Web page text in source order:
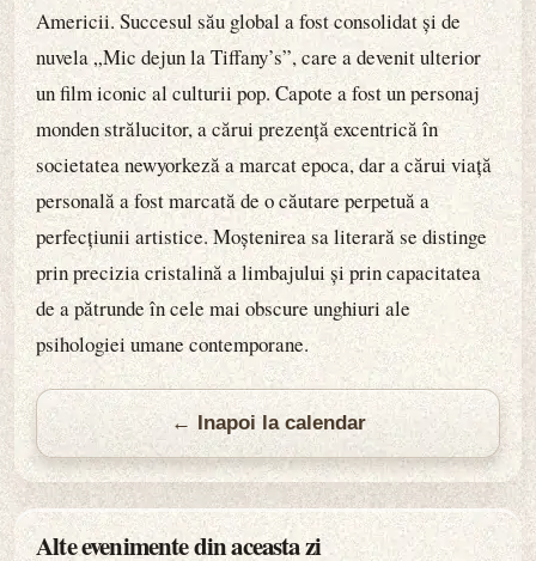
Americii. Succesul său global a fost consolidat și de
nuvela „Mic dejun la Tiffany’s”, care a devenit ulterior
un film iconic al culturii pop. Capote a fost un personaj
monden strălucitor, a cărui prezență excentrică în
societatea newyorkeză a marcat epoca, dar a cărui viață
personală a fost marcată de o căutare perpetuă a
perfecțiunii artistice. Moștenirea sa literară se distinge
prin precizia cristalină a limbajului și prin capacitatea
de a pătrunde în cele mai obscure unghiuri ale
psihologiei umane contemporane.
← Inapoi la calendar
Alte evenimente din aceasta zi